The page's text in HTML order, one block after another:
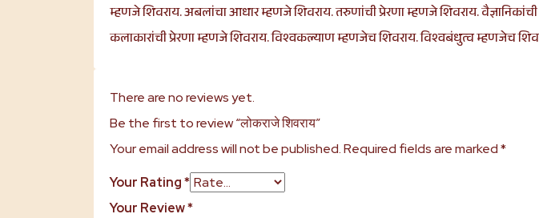
म्हणजे शिवराय. अबलांचा आधार म्हणजे शिवराय. तरुणांची प्रेरणा म्हणजे शिवराय. वैज्ञानिकांची
कलाकारांची प्रेरणा म्हणजे शिवराय. विश्वकल्याण म्हणजेच शिवराय. विश्वबंधुत्व म्हणजेच
There are no reviews yet.
Be the first to review “लोकराजे शिवराय”
Your email address will not be published.Required fields are marked*
Your Rating*
Your Review*